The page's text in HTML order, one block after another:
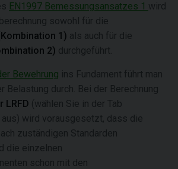
EN1997 Bemessungsansatzes 1 wird
sowohl für die
1) als auch für die
2) durchgeführt.
Bewehrung ins Fundament führt man
Belastung durch. Bei der Berechnung
LRFD (wählen Sie in der Tab
aus) wird vorausgesetzt, dass die
zuständigen Standarden
die einzelnen
schon mit den